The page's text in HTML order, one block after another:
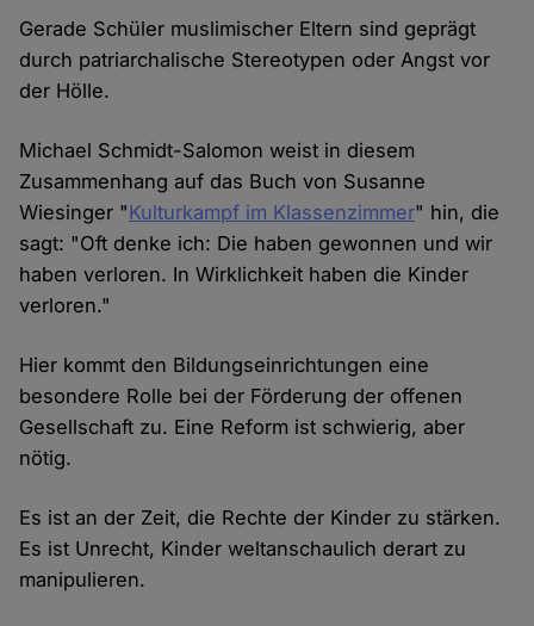
Gerade Schüler muslimischer Eltern sind geprägt
durch patriarchalische Stereotypen oder Angst vor
der Hölle.
Michael Schmidt-Salomon weist in diesem
Zusammenhang auf das Buch von Susanne
Wiesinger "Kulturkampf im Klassenzimmer" hin, die
sagt: "Oft denke ich: Die haben gewonnen und wir
haben verloren. In Wirklichkeit haben die Kinder
verloren."
Hier kommt den Bildungseinrichtungen eine
besondere Rolle bei der Förderung der offenen
Gesellschaft zu. Eine Reform ist schwierig, aber
nötig.
Es ist an der Zeit, die Rechte der Kinder zu stärken.
Es ist Unrecht, Kinder weltanschaulich derart zu
manipulieren.